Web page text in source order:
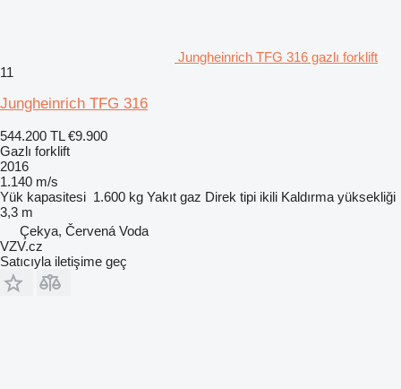
Jungheinrich TFG 316 gazlı forklift
11
Jungheinrich TFG 316
544.200 TL €9.900
Gazlı forklift
2016
1.140 m/s
Yük kapasitesi 1.600 kg Yakıt gaz Direk tipi ikili Kaldırma yüksekliği
3,3 m
Çekya, Červená Voda
VZV.cz
Satıcıyla iletişime geç